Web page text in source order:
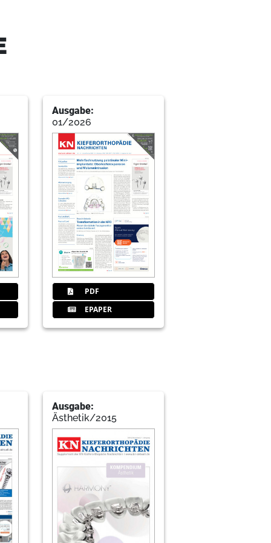
Ausblicke mit Strandblick
Zeitpunkt – und der richtige Weg
Ausgabe:
01/2026
PDF
EPAPER
Ausgabe:
Ästhetik/2015